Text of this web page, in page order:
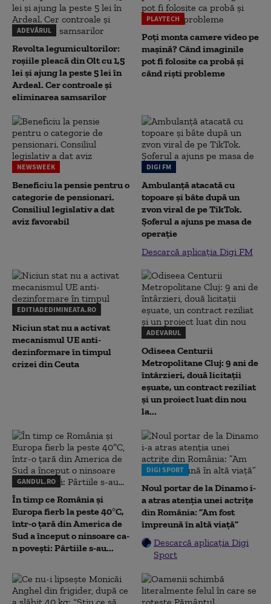
ADEVĂRUL
Revolta legumicultorilor:
roșiile pleacă din Olt cu 1,5
lei și ajung la peste 5 lei în
Ardeal. Cer controale și
eliminarea samsarilor
PLAYTECH
Poți monta camere video pe
mașină? Când imaginile
pot fi folosite ca probă și
când riști probleme
NEWSWEEK
Beneficiu la pensie pentru o
categorie de pensionari.
Consiliul legislativ a dat
aviz favorabil
DIGI FM
Ambulanță atacată cu
topoare și bâte după un
zvon viral de pe TikTok.
Șoferul a ajuns pe masa de
operație
Descarcă aplicația Digi FM
EDITIADEDIMINEATA.RO
Niciun stat nu a activat
mecanismul UE anti-
dezinformare în timpul
crizei din Ceuta
ADEVARUL
Odiseea Centurii
Metropolitane Cluj: 9 ani de
întârzieri, două licitații
eșuate, un contract reziliat
și un proiect luat din nou
la...
GANDUL.RO
În timp ce România și
Europa fierb la peste 40°C,
într-o țară din America de
Sud a început o ninsoare ca-
n povești: Pârtiile s-au...
DIGI SPORT
Noul portar de la Dinamo i-
a atras atenția unei actrițe
din România: ”Am fost
împreună în altă viață”
Descarcă aplicația Digi
Sport